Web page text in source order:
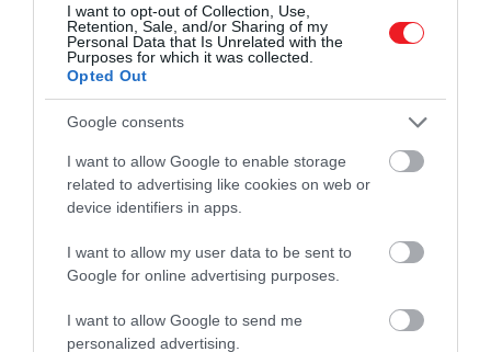
I want to opt-out of Collection, Use,
Retention, Sale, and/or Sharing of my
Personal Data that Is Unrelated with the
Purposes for which it was collected.
Opted Out
Google consents
I want to allow Google to enable storage
related to advertising like cookies on web or
device identifiers in apps.
I want to allow my user data to be sent to
Google for online advertising purposes.
I want to allow Google to send me
personalized advertising.